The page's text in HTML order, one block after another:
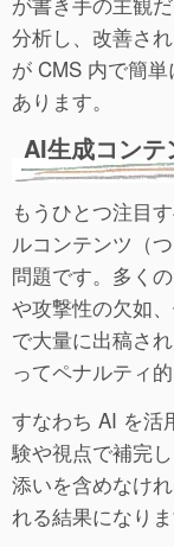
分析し、改善さ
が CMS 内で簡
あります。
AI生成コンテ
もうひとつ注目
ルコンテンツ（
問題です。多く
や攻撃性の欠如
で大量に出稿さ
ってペナルティ
すなわち AI を活
験や視点で補完
添いを含めなけ
れる結果になりま